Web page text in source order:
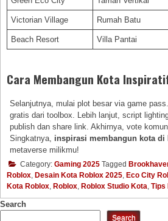
Victorian Village Rumah Batu
Beach Resort Villa Pantai
Cara Membangun Kota
Selanjutnya, mulai plot besar via game
gratis dari toolbox. Lebih lanjut, script
publish dan share link. Akhirnya, vote
Singkatnya, inspirasi membangun kota di
metaverse milikmu!
Category: Gaming 2025 Tagged
Roblox, Desain Kota Roblox 2025, Eco City
Kota Roblox, Roblox, Roblox Studio Kota, Tips
Search
Search